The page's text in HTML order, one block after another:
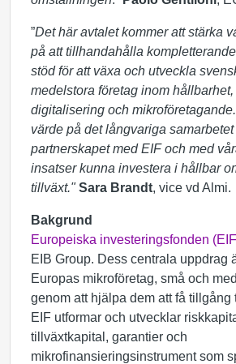
”Det här avtalet kommer att stärka
på att tillhandahålla
stöd för att växa och utveckla
medelstora företag inom
digitalisering och
värde på det långvariga
partnerskapet med EIF och med
insatser kunna investera i hållbar
tillväxt."Sara Brandt, vice vd Almi.
Bakgrund
Europeiska investeringsfonden
EIB Group. Dess centrala uppdrag
Europas mikroföretag, små och
genom att hjälpa dem att få tillgång
EIF utformar och utvecklar
tillväxtkapital, garantier och
mikrofinansieringsinstrument som